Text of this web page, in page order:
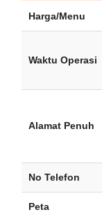
Harga/Menu
Waktu Operasi
Alamat Penuh
No Telefon
Peta